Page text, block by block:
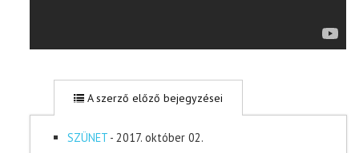
A szerző előző bejegyzései
SZÜNET - 2017. október 02.